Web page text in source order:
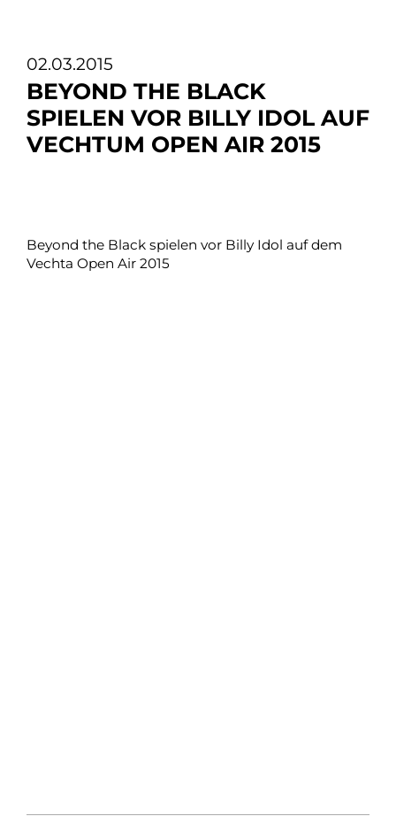
02.03.2015
BEYOND THE BLACK
SPIELEN VOR BILLY IDOL AUF
VECHTUM OPEN AIR 2015
Beyond the Black spielen vor Billy Idol auf dem
Vechta Open Air 2015